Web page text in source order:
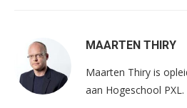
MAARTEN THIRY
Maarten Thiry is
aan Hogeschool PXL.